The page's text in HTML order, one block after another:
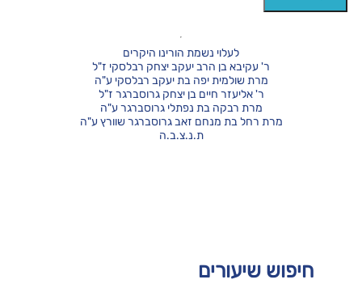
חיפוש שיעורים
לעלוי נשמת הורינו היקרים
ר' עקיבא בן הרב יעקב יצחק רבלסקי ז"ל
מרת שולמית יפה בת יעקב רבלסקי ע"ה
ר' אליעזר חיים בן יצחק גרוסברגר ז"ל
מרת רבקה בת נפתלי גרוסברגר ע"ה
מרת רחל בת מנחם זאב גרוסברגר שוורץ ע"ה
ת.נ.צ.ב.ה